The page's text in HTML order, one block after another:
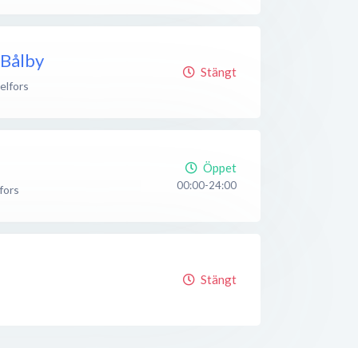
Stängt
Öppet
00:00-24:00
Stängt